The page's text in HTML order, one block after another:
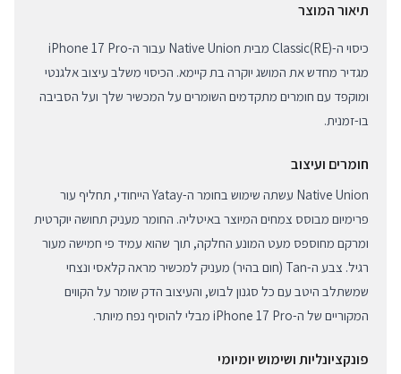
תיאור המוצר
כיסוי ה-(RE)Classic מבית Native Union עבור ה-iPhone 17 Pro
מגדיר מחדש את המושג יוקרה בת קיימא. הכיסוי משלב עיצוב אלגנטי
ומוקפד עם חומרים מתקדמים השומרים על המכשיר שלך ועל הסביבה
בו-זמנית.
חומרים ועיצוב
Native Union עשתה שימוש בחומר ה-Yatay הייחודי, תחליף עור
פרימיום מבוסס צמחים המיוצר באיטליה. החומר מעניק תחושה יוקרטית
ומרקם מחוספס מעט המונע החלקה, תוך שהוא עמיד פי חמישה מעור
רגיל. צבע ה-Tan (חום בהיר) מעניק למכשיר מראה קלאסי ונצחי
שמשתלב היטב עם כל סגנון לבוש, והעיצוב הדק שומר על הקווים
המקוריים של ה-iPhone 17 Pro מבלי להוסיף נפח מיותר.
פונקציונליות ושימוש יומיומי